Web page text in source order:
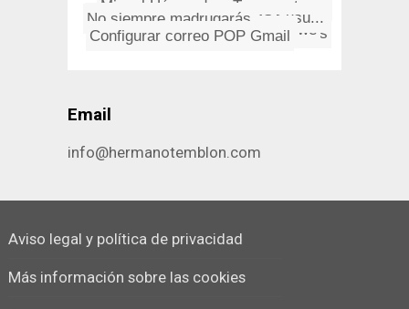
Locas invenciones domésticas
Emparejados
Habla Marlowe, Philip Marlowe
Miguel Hérnandez: Tengo estos...
Cómo cambiar el nombre de usu...
Estafa en los SMS
Katyusha (música rusa I)
Aranjuez
No siempre madrugarás
Configurar correo POP Gmail
Email
info@hermanotemblon.com
Aviso legal y política de privacidad
Más información sobre las cookies